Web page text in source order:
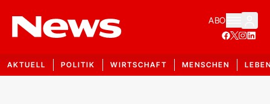
ABO
AKTUELL POLITIK WIRTSCHAFT MENSCHEN